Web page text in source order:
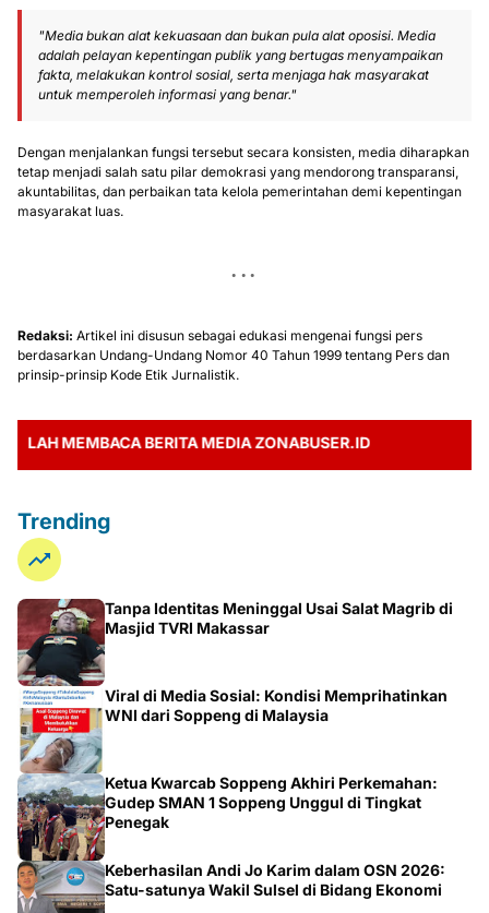
"Media bukan alat kekuasaan dan bukan pula alat oposisi. Media
adalah pelayan kepentingan publik yang bertugas menyampaikan
fakta, melakukan kontrol sosial, serta menjaga hak masyarakat
untuk memperoleh informasi yang benar."
Dengan menjalankan fungsi tersebut secara konsisten, media diharapkan
tetap menjadi salah satu pilar demokrasi yang mendorong transparansi,
akuntabilitas, dan perbaikan tata kelola pemerintahan demi kepentingan
masyarakat luas.
Redaksi: Artikel ini disusun sebagai edukasi mengenai fungsi pers
berdasarkan Undang-Undang Nomor 40 Tahun 1999 tentang Pers dan
prinsip-prinsip Kode Etik Jurnalistik.
BERITA MEDIA ZONABUSER.ID
Trending
Tanpa Identitas Meninggal Usai Salat Magrib di
Masjid TVRI Makassar
Viral di Media Sosial: Kondisi Memprihatinkan
WNI dari Soppeng di Malaysia
Ketua Kwarcab Soppeng Akhiri Perkemahan:
Gudep SMAN 1 Soppeng Unggul di Tingkat
Penegak
Keberhasilan Andi Jo Karim dalam OSN 2026:
Satu-satunya Wakil Sulsel di Bidang Ekonomi